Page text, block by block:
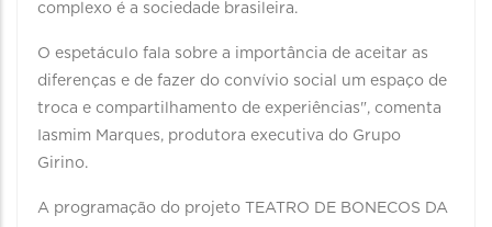
complexo é a sociedade brasileira.
O espetáculo fala sobre a importância de aceitar as
diferenças e de fazer do convívio social um espaço de
troca e compartilhamento de experiências", comenta
Iasmim Marques, produtora executiva do Grupo
Girino.
A programação do projeto TEATRO DE BONECOS DA